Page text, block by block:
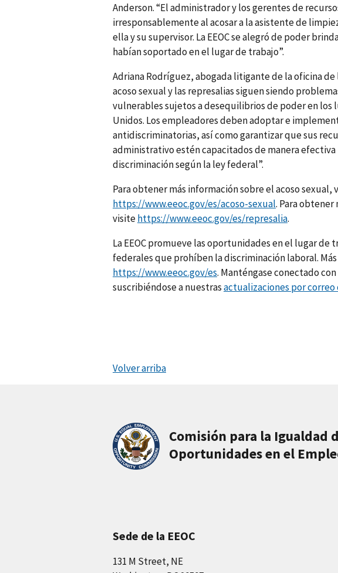
Anderson. “El administrador y los gerentes de
irresponsablemente al acosar a la asistente de
ella y su supervisor. La EEOC se alegró de poder
habían soportado en el lugar de trabajo”.
Adriana Rodríguez, abogada litigante de la oficina de
acoso sexual y las represalias siguen siendo
vulnerables sujetos a desequilibrios de poder en los
Unidos. Los empleadores deben adoptar e
antidiscriminatorias, así como garantizar que sus
administrativo estén capacitados de manera
discriminación según la ley federal”.
Para obtener más información sobre el acoso sexual,
https://www.eeoc.gov/es/acoso-sexual. Para obtener
visitehttps://www.eeoc.gov/es/represalia.
La EEOC promueve las oportunidades en el lugar de
federales que prohíben la discriminación laboral.
https://www.eeoc.gov/es. Manténgase conectado
suscribiéndose a nuestrasactualizaciones por
Volver arriba
Comisión para la Igualdad
Oportunidades en el
Sede de la EEOC
131 M Street, NE